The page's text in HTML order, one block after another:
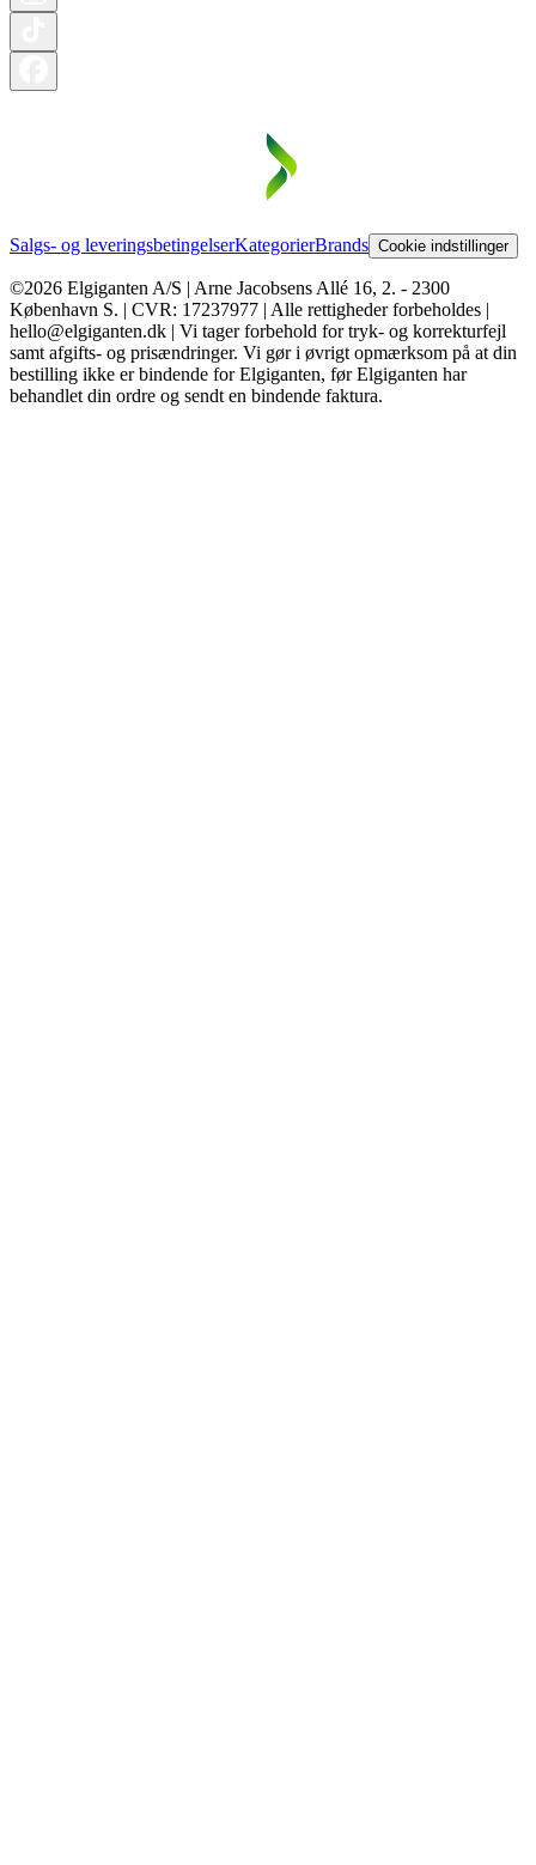
Salgs- og leveringsbetingelserKategorierBrands Cookie indstillinger
©2026 Elgiganten A/S | Arne Jacobsens Allé 16, 2. - 2300
København S. | CVR: 17237977 | Alle rettigheder forbeholdes |
hello@elgiganten.dk | Vi tager forbehold for tryk- og korrekturfejl
samt afgifts- og prisændringer. Vi gør i øvrigt opmærksom på at din
bestilling ikke er bindende for Elgiganten, før Elgiganten har
behandlet din ordre og sendt en bindende faktura.